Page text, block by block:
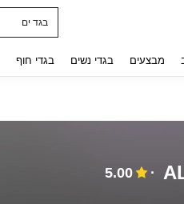
בגד ים
מבצעים בגדי נשים בגדי חוף
5.00